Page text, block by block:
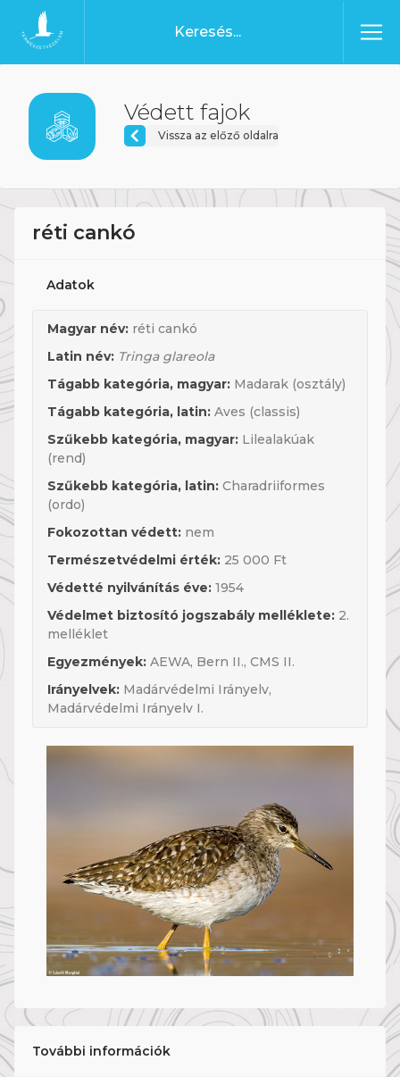
Ugrás a tartalomhoz
Főoldal
Védett fajok
Vissza az előző oldalra
réti cankó
Adatok
Magyar név: réti cankó
Latin név: Tringa glareola
Tágabb kategória, magyar: Madarak (osztály)
Tágabb kategória, latin: Aves (classis)
Szűkebb kategória, magyar: Lilealakúak
(rend)
Szűkebb kategória, latin: Charadriiformes
(ordo)
Fokozottan védett: nem
Természetvédelmi érték: 25 000 Ft
Védetté nyilvánítás éve: 1954
Védelmet biztosító jogszabály melléklete: 2.
melléklet
Egyezmények: AEWA, Bern II., CMS II.
Irányelvek: Madárvédelmi Irányelv,
Madárvédelmi Irányelv I.
További információk